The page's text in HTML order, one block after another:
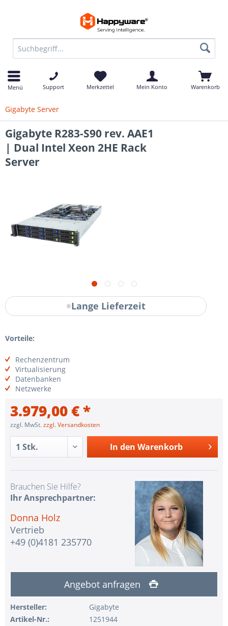
Menü Support Merkzettel Mein Konto Warenkorb
Gigabyte Server
Gigabyte R283-S90 rev. AAE1
| Dual Intel Xeon 2HE Rack
Server
Lange Lieferzeit
Vorteile:
Rechenzentrum
Virtualisierung
Datenbanken
Netzwerke
3.979,00 € *
zzgl. MwSt.zzgl. Versandkosten
In den Warenkorb
Brauchen Sie Hilfe?
Ihr Ansprechpartner:
Donna Holz
Vertrieb
+49 (0)4181 235770
Angebot anfragen
Hersteller:
Gigabyte
Artikel-Nr.:
1251944